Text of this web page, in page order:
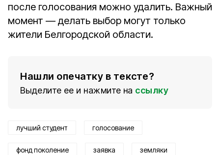
после голосования можно удалить. Важный
момент — делать выбор могут только
жители Белгородской области.
Нашли опечатку в тексте?
Выделите ее и нажмите на ссылку
лучший студент голосование
фонд поколение заявка земляки